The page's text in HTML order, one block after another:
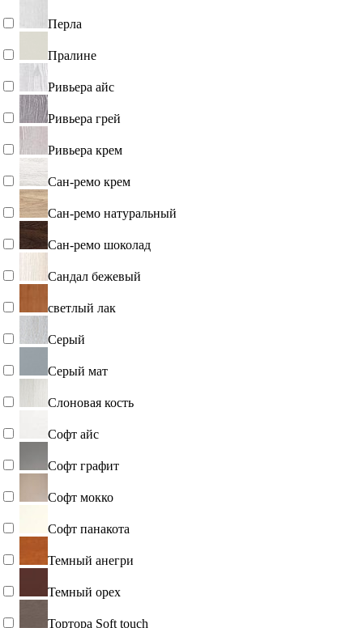
Перла
Пралине
Ривьера айс
Ривьера грей
Ривьера крем
Сан-ремо крем
Сан-ремо натуральный
Сан-ремо шоколад
Сандал бежевый
светлый лак
Серый
Серый мат
Слоновая кость
Софт айс
Софт графит
Софт мокко
Софт панакота
Темный анегри
Темный орех
Тортора Soft touch